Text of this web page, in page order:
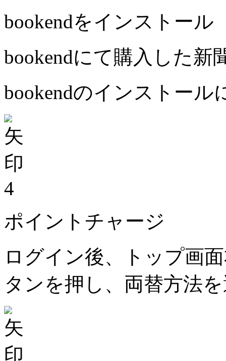
bookendをインストール
bookendにて購入した新
bookendのインストール
4
ポイントチャージ
ログイン後、トップ画
タンを押し、両替方法